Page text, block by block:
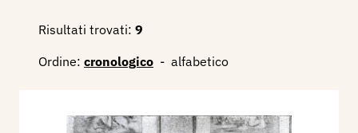
Risultati trovati: 9
Ordine: cronologico - alfabetico